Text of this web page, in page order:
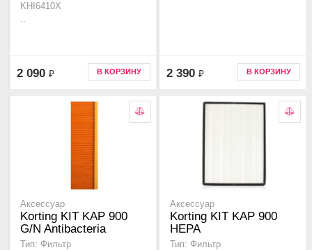
KHI6410X
2 090 ₽ В КОРЗИНУ 2 390 ₽ В КОРЗИНУ
Аксессуар
Korting KIT KAP 900
G/N Antibacteria
Тип: Фильтр
Аксессуар
Korting KIT KAP 900
HEPA
Тип: Фильтр